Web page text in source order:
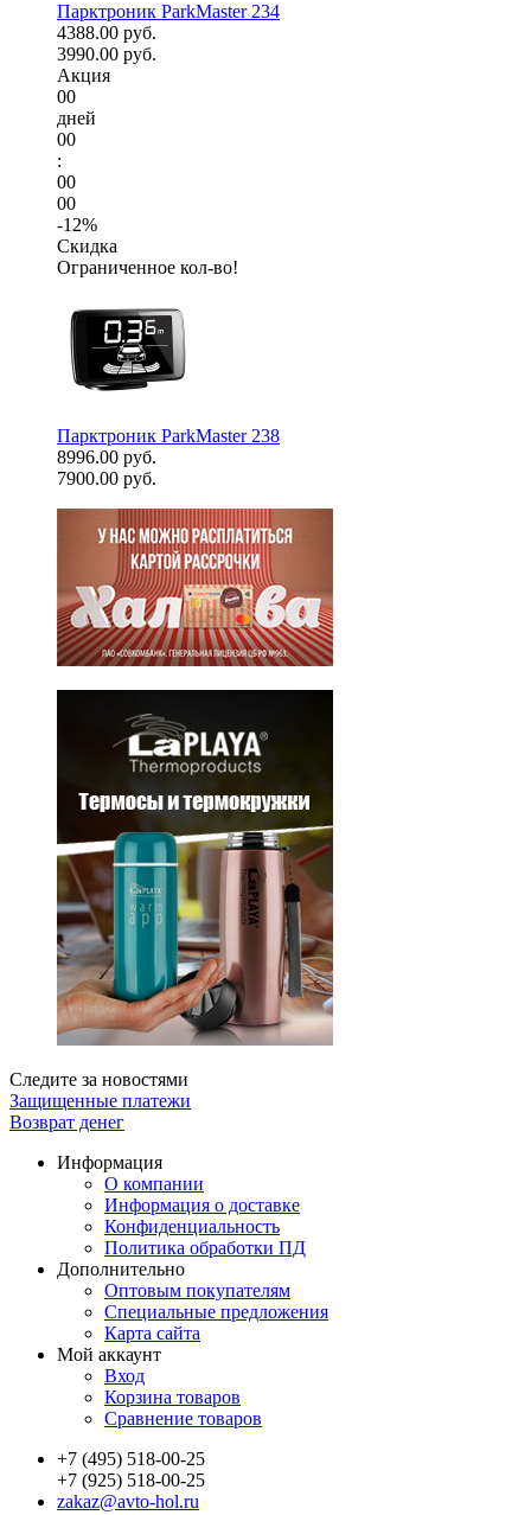
Парктроник ParkMaster 234
4388.00 руб.
3990.00 руб.
Акция
00
дней
00
:
00
00
-12%
Скидка
Ограниченное кол-во!
Парктроник ParkMaster 238
8996.00 руб.
7900.00 руб.
Следите за новостями
Защищенные платежи
Возврат денег
Информация
О компании
Информация о доставке
Конфиденциальность
Политика обработки ПД
Дополнительно
Оптовым покупателям
Специальные предложения
Карта сайта
Мой аккаунт
Вход
Корзина товаров
Сравнение товаров
+7 (495) 518-00-25
+7 (925) 518-00-25
zakaz@avto-hol.ru